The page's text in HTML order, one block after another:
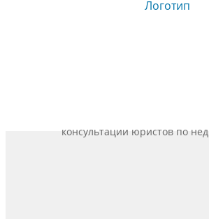
консультации юристов по